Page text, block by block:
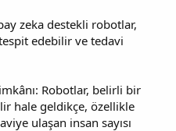
zeka destekli robotlar,
edebilir ve tedavi
Robotlar, belirli bir
hale geldikçe, özellikle
ulaşan insan sayısı